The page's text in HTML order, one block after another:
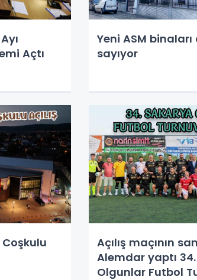
Açtı
Yeni ASM binaları
sayıyor
Açılış maçının
Alemdar yaptı
Olgunlar Futbol